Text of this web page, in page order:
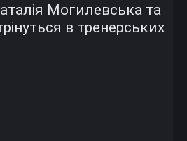
Могилевська та
в тренерських